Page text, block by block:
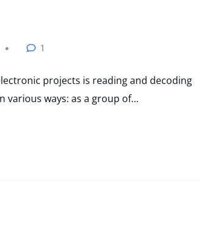
1
projects is reading and decoding
various ways: as a group of…